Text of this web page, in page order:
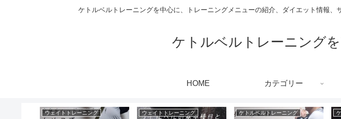
ケトルベルトレーニングを中心に、トレーニングメニューの紹介、ダイエット情報
ケトルベルトレーニング
HOME カテゴリー
ウェイトトレーニング ウェイトトレーニング ケトルベルトレーニング